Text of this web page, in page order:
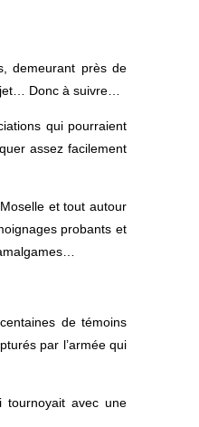
demeurant près de
Donc à suivre…
qui pourraient
assez facilement
et tout autour
probants et
de témoins
par l’armée qui
avec une